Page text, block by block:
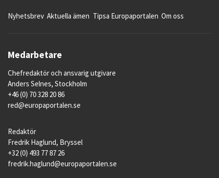
Nyhetsbrev Aktuella ämen Tipsa Europaportalen Om oss
Medarbetare
Chefredaktör och ansvarig utgivare
Anders Selnes, Stockholm
+46 (0) 70 328 20 86
red@europaportalen.se
Redaktör
Fredrik Haglund, Bryssel
+32 (0) 493 77 87 26
fredrik.haglund@europaportalen.se